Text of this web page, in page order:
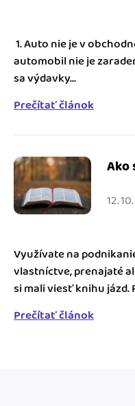
1. Auto nie je v
automobil nie je
sa výdavky...
Prečítať článok
Ako
12.
Využívate na
vlastníctve, prenajaté
si mali viesť knihu jázd.
Prečítať článok